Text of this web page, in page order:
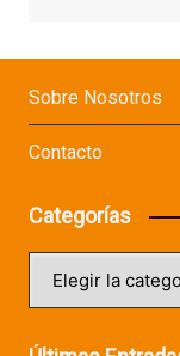
Sobre Nosotros
Contacto
Categorías